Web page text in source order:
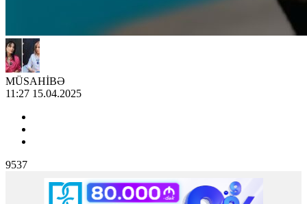
MÜSAHİBƏ
11:27 15.04.2025
9537